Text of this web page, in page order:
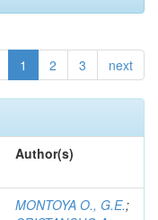
1 2 3 next
Author(s)
MONTOYA O., G.E.;